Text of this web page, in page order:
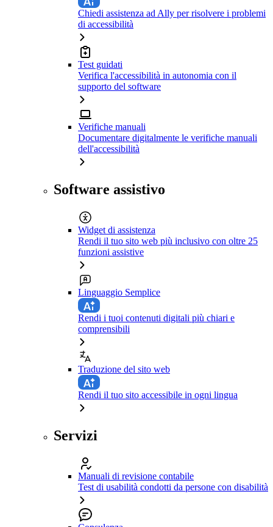
Chiedi assistenza ad Ally per risolvere i problemi
di accessibilità
Test guidati
Verifica l'accessibilità in autonomia con il
supporto del software
Verifiche manuali
Documentare digitalmente le verifiche manuali
dell'accessibilità
Software assistivo
Widget di assistenza
Rendi il tuo sito web più inclusivo con oltre 25
funzioni assistive
Linguaggio Semplice
Rendi i tuoi contenuti digitali più chiari e
comprensibili
Traduzione del sito web
Rendi il tuo sito accessibile in ogni lingua
Servizi
Manuali di revisione contabile
Test di usabilità condotti da persone con disabilità